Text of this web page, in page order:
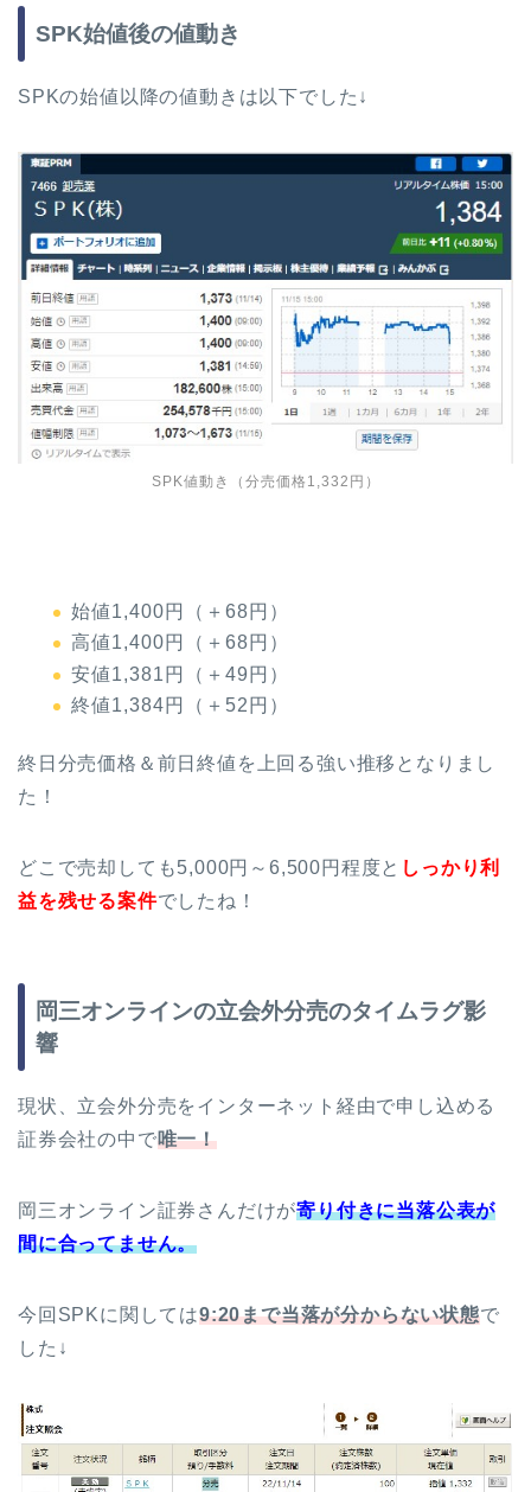
SPK始値後の値動き
SPKの始値以降の値動きは以下でした↓
SPK値動き（分売価格1,332円）
始値1,400円（＋68円）
高値1,400円（＋68円）
安値1,381円（＋49円）
終値1,384円（＋52円）
終日分売価格＆前日終値を上回る強い推移となりまし
た！
どこで売却しても5,000円～6,500円程度と しっかり利
益を残せる案件でしたね！
岡三オンラインの立会外分売のタイムラグ影
響
現状、立会外分売をインターネット経由で申し込める
証券会社の中で唯一！
岡三オンライン証券さんだけが寄り付きに当落公表が
間に合ってません。
今回SPKに関しては9:20まで当落が分からない状態で
した↓